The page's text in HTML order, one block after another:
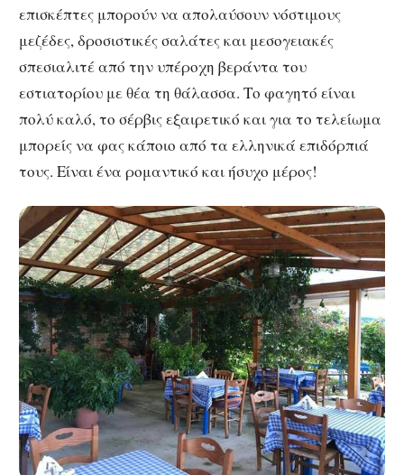
επισκέπτες μπορούν να απολαύσουν νόστιμους
μεζέδες, δροσιστικές σαλάτες και μεσογειακές
σπεσιαλιτέ από την υπέροχη βεράντα του
εστιατορίου με θέα τη θάλασσα. Το φαγητό είναι
πολύ καλό, το σέρβις εξαιρετικό και για το τελείωμα
μπορείς να φας κάποιο από τα ελληνικά επιδόρπιά
τους. Είναι ένα ρομαντικό και ήσυχο μέρος!